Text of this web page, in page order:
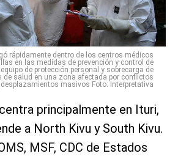
rápidamente dentro de los centros médicos
en las medidas de prevención y control de
de protección personal y sobrecarga de
de salud en una zona afectada por conflictos
masivos Foto: Interpretativa
principalmente en Ituri,
a North Kivu y South Kivu.
MSF, CDC de Estados